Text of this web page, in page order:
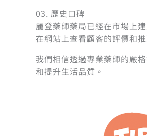
03. 歷史口碑
麗登藥師藥局已經在市場上
在網站上查看顧客的評價和
我們相信透過專業藥師的嚴
和提升生活品質。